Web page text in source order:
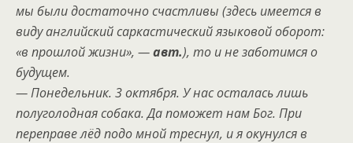
мы были достаточно счастливы (здесь имеется в
виду английский саркастический языковой оборот:
«в прошлой жизни», —авт.), то и не заботимся о
будущем.
— Понедельник. 3 октября. У нас осталась лишь
полуголодная собака. Да поможет нам Бог. При
переправе лёд подо мной треснул, и я окунулся в